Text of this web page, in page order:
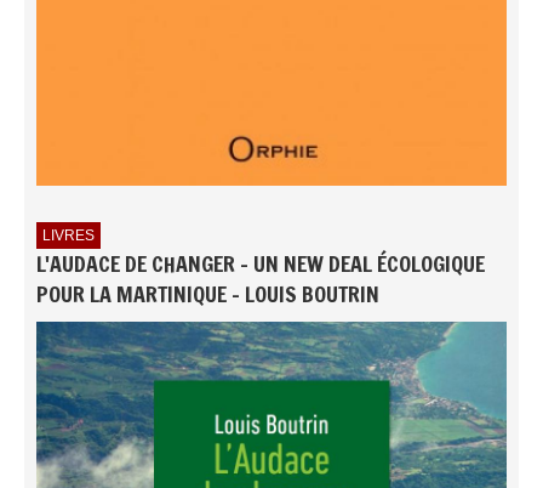
LIVRES
L'AUDACE DE CHANGER - UN NEW DEAL ÉCOLOGIQUE
POUR LA MARTINIQUE - LOUIS BOUTRIN